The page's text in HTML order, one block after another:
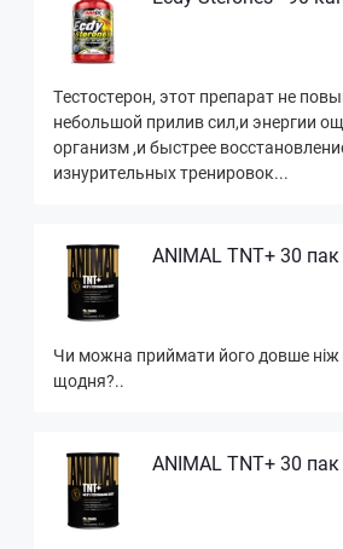
Тестостерон, этот препарат не
небольшой прилив сил,и энергии
организм ,и быстрее
изнурительных тренировок...
ANIMAL TNT+ 30 пак
Чи можна приймати його довше ніж
щодня?..
ANIMAL TNT+ 30 пак